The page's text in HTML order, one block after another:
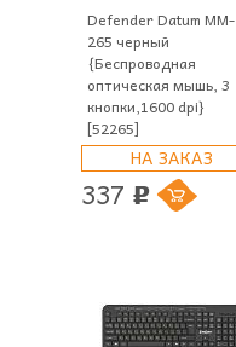
Defender Datum MM-
265 черный
{Беспроводная
оптическая мышь, 3
кнопки,1600 dpi}
[52265]
НА ЗАКАЗ
337 p